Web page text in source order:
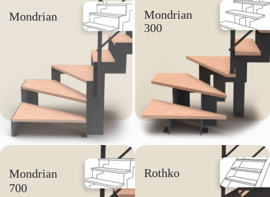
Mondrian
Mondrian
300
Mondrian
700
Rothko